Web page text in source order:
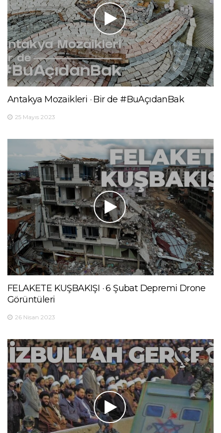
Antakya Mozaikleri · Bir de #BuAçıdanBak
25 Mayıs 2023
FELAKETE KUŞBAKIŞI · 6 Şubat Depremi Drone
Görüntüleri
26 Nisan 2023